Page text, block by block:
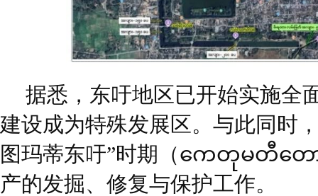
据悉，东吁地区已开始实施全
建设成为特殊发展区。与此同时
图玛蒂东吁”时期（ကေတုမတီတေ
产的发掘、修复与保护工作。